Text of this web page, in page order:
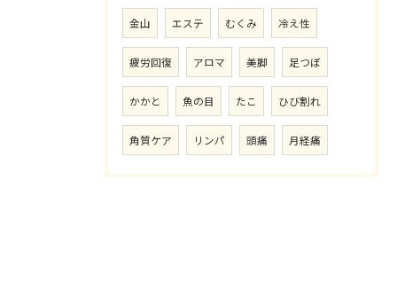
金山 エステ むくみ 冷え性
疲労回復 アロマ 美脚 足つぼ
かかと 魚の目 たこ ひび割れ
角質ケア リンパ 頭痛 月経痛